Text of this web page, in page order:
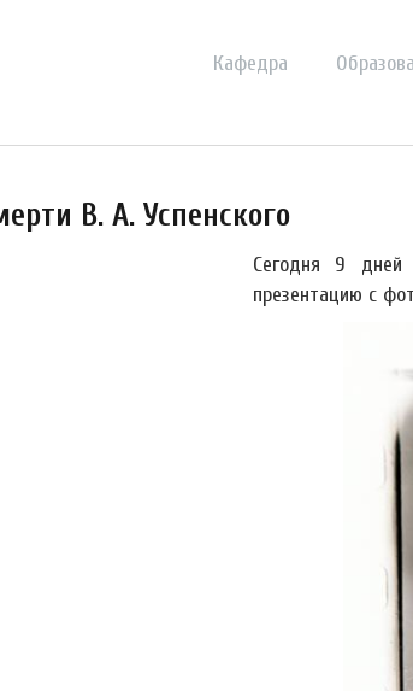
Кафедра
В. А. Успенского
Сегодня 9 дней
презентацию с